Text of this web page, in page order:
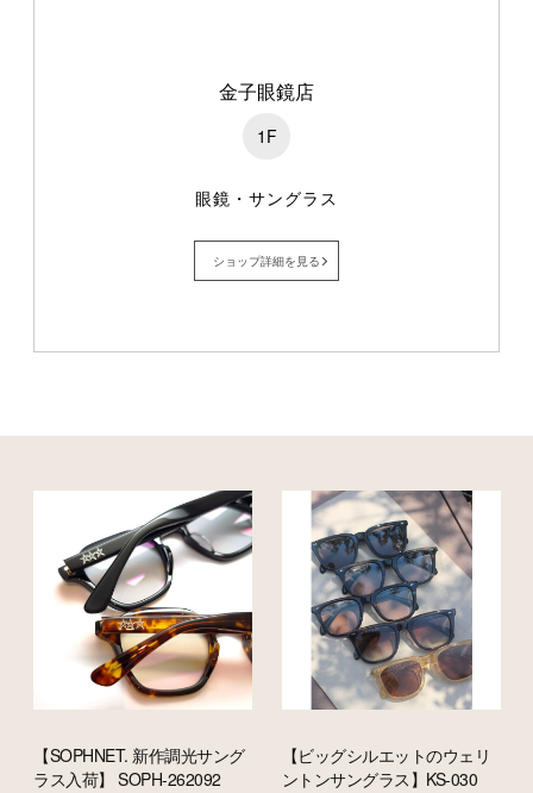
金子眼鏡店
1F
眼鏡・サングラス
ショップ詳細を見る
【SOPHNET. 新作調光サング
ラス入荷】 SOPH-262092
【ビッグシルエットのウェリ
ントンサングラス】KS-030